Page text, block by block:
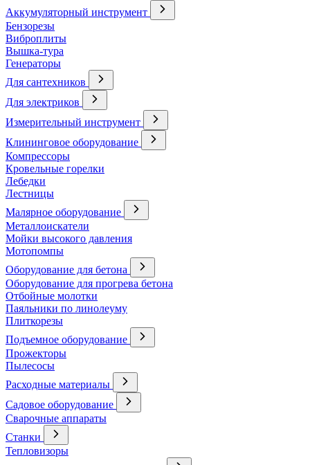
Аккумуляторный инструмент
Бензорезы
Виброплиты
Вышка-тура
Генераторы
Для сантехников
Для электриков
Измерительный инструмент
Клининговое оборудование
Компрессоры
Кровельные горелки
Лебедки
Лестницы
Малярное оборудование
Металлоискатели
Мойки высокого давления
Мотопомпы
Оборудование для бетона
Оборудование для прогрева бетона
Отбойные молотки
Паяльники по линолеуму
Плиткорезы
Подъемное оборудование
Прожекторы
Пылесосы
Расходные материалы
Садовое оборудование
Сварочные аппараты
Станки
Тепловизоры